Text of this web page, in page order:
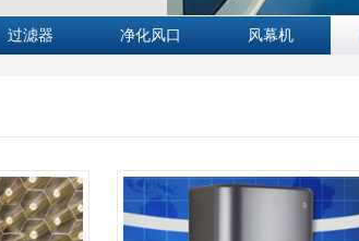
过滤器 净化风口 风幕机